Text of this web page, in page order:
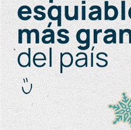
La subsecretaría de
continúa acercando
Comunitaria -dentro
todo el territorio de
Neuquén.
miércoles 04 de febrero de
Por Secretaría de